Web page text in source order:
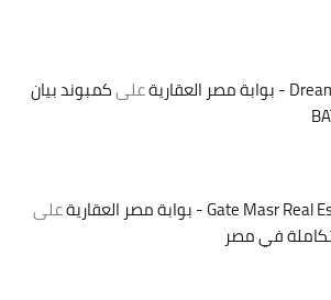
علىكمبوند بيان
على
في مصر